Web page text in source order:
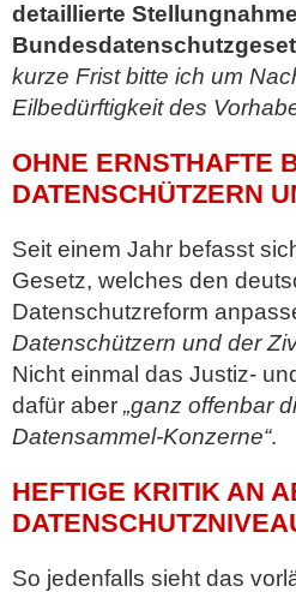
detaillierte Stellungnahme
kurze Frist bitte ich um
Eilbedürftigkeit des
OHNE ERNSTHAFTE
DATENSCHÜTZERN
Seit einem Jahr befasst
Gesetz, welches den
Datenschutzreform
Datenschützern und der
Nicht einmal das Justiz-
dafür aber „ganz offenbar
Datensammel-Konzerne“.
HEFTIGE KRITIK AN
So jedenfalls sieht das